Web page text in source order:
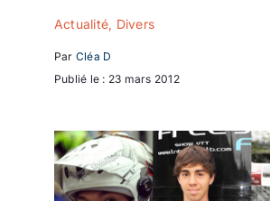
Actualité, Divers
Par Cléa D
Publié le : 23 mars 2012